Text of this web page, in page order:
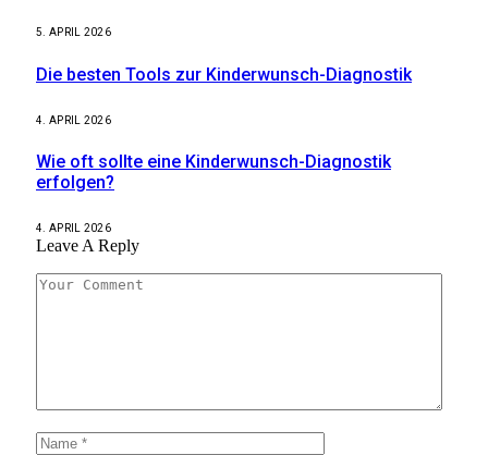
5. APRIL 2026
Die besten Tools zur Kinderwunsch-Diagnostik
4. APRIL 2026
Wie oft sollte eine Kinderwunsch-Diagnostik
erfolgen?
4. APRIL 2026
Leave A Reply